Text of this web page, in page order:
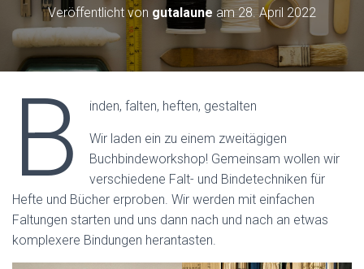
Veröffentlicht von gutalaune am28. April 2022
B inden, falten, heften, gestalten
Wir laden ein zu einem zweitägigen
Buchbindeworkshop! Gemeinsam wollen wir
verschiedene Falt- und Bindetechniken für
Hefte und Bücher erproben. Wir werden mit einfachen
Faltungen starten und uns dann nach und nach an etwas
komplexere Bindungen herantasten.